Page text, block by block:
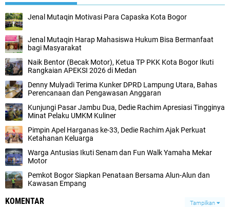
Jenal Mutaqin Motivasi Para Capaska Kota Bogor
Jenal Mutaqin Harap Mahasiswa Hukum Bisa Bermanfaat
bagi Masyarakat
Naik Bentor (Becak Motor), Ketua TP PKK Kota Bogor Ikuti
Rangkaian APEKSI 2026 di Medan
Denny Mulyadi Terima Kunker DPRD Lampung Utara, Bahas
Perencanaan dan Pengawasan Anggaran
Kunjungi Pasar Jambu Dua, Dedie Rachim Apresiasi Tingginya
Minat Pelaku UMKM Kuliner
Pimpin Apel Harganas ke-33, Dedie Rachim Ajak Perkuat
Ketahanan Keluarga
Warga Antusias Ikuti Senam dan Fun Walk Yamaha Mekar
Motor
Pemkot Bogor Siapkan Penataan Bersama Alun-Alun dan
Kawasan Empang
KOMENTAR Tampilkan